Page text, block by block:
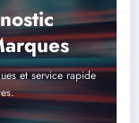
et service rapide